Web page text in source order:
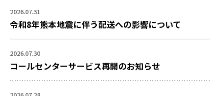
2026.07.31
令和8年熊本地震に伴う配送への影響について
2026.07.30
コールセンターサービス再開のお知らせ